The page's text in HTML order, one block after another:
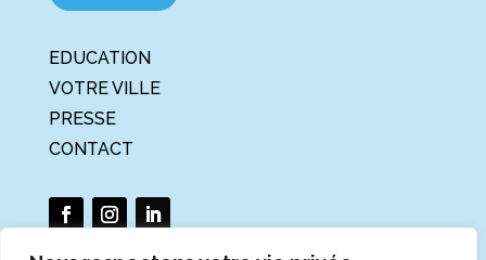
EDUCATION
VOTRE VILLE
PRESSE
CONTACT